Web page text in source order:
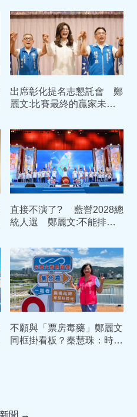
出席彰化提名志懇託會 鄭
麗文:比賽最終的贏家未必
直接不演了? 藍營2028總
統人選 鄭麗文:不能排除
不願與「票房毒藥」鄭麗文
同框掛看板？秦慧珠：時候
聞 →